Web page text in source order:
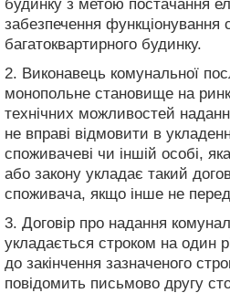
будинку з метою постачання
забезпечення функціонування
багатоквартирного будинку.
2. Виконавець комунальної
монопольне становище на
технічних можливостей
не вправі відмовити в
споживачеві чи іншій особі,
або закону укладає такий
споживача, якщо інше не
3. Договір про надання
укладається строком на один
до закінчення зазначеного
повідомить письмово другу